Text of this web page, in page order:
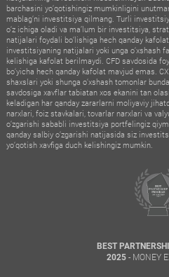
barchasini yo‘qotishingiz mumkinligini
mablag‘ni investitsiya qilmang. Turli
o‘z ichiga oladi va ma’lum bir investitsiya,
natijalari foydali bo‘lishiga hech qanday
investitsiyaning natijalari yoki unga o‘xshash
kelishiga kafolat berilmaydi. CFD savdosida
bo‘yicha hech qanday kafolat mavjud emas.
shaxslari yoki shunga o‘xshash tomonlar
savdosiga xavflar tabiatan xos ekanini tan
keladigan har qanday zararlarni moliyaviy
narxlari, foiz stavkalari, tovarlar narxlari va
o‘zgarishi sababli investitsiya portfelingiz
qanday salbiy o‘zgarishi natijasida siz
yo‘qotish xavfiga duch kelishingiz mumkin.
BEST
2025 - MONEY